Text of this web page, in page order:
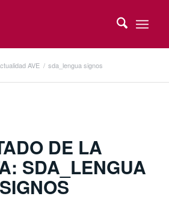
AVE / sda_lengua signos
DE LA
SDA_LENGUA
SIGNOS